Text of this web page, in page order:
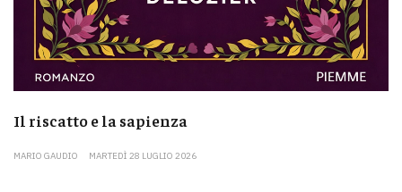
Il riscatto e la sapienza
MARIO GAUDIO MARTEDÌ 28 LUGLIO 2026